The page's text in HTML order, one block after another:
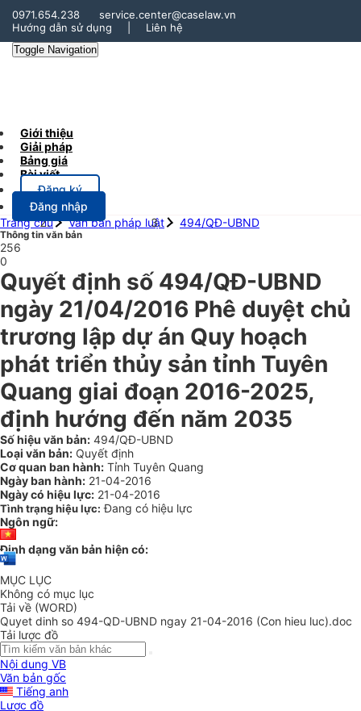
0971.654.238
service.center@caselaw.vn
Hướng dẫn sử dụng
Liên hệ
Toggle Navigation
Giới thiệu
Giải pháp
Bảng giá
Bài viết
Đăng ký
Đăng nhập
Trang chủ
Văn bản pháp luật 494/QĐ-UBND
Thông tin văn bản
256
0
Quyết định số 494/QĐ-UBND
ngày 21/04/2016 Phê duyệt chủ
trương lập dự án Quy hoạch
phát triển thủy sản tỉnh Tuyên
Quang giai đoạn 2016-2025,
định hướng đến năm 2035
Số hiệu văn bản: 494/QĐ-UBND
Loại văn bản: Quyết định
Cơ quan ban hành: Tỉnh Tuyên Quang
Ngày ban hành: 21-04-2016
Ngày có hiệu lực: 21-04-2016
Tình trạng hiệu lực: Đang có hiệu lực
Ngôn ngữ:
Định dạng văn bản hiện có:
MỤC LỤC
Không có mục lục
Tải về (WORD)
Quyet dinh so 494-QD-UBND ngay 21-04-2016 (Con hieu luc).doc
Tải lược đồ
Nội dung VB
Văn bản gốc
Tiếng anh
Lược đồ